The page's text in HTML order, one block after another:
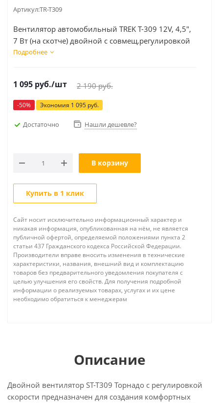
Артикул:TR-T309
Вентилятор автомобильный TREK Т-309 12V, 4,5″,
7 Вт (на скотче) двойной с совмещ.регулировкой
Подробнее
1 095 руб./шт 2 190руб.
-50% Экономия 1 095 руб.
Достаточно Нашли дешевле?
В корзину
Купить в 1 клик
Сайт носит исключительно информационный характер и
никакая информация, опубликованная на нём, не является
публичной офертой, определяемой положениями пункта 2
статьи 437 Гражданского кодекса Российской Федерации.
Производители вправе вносить изменения в технические
характеристики, названия, внешний вид и комплектацию
товаров без предварительного уведомления покупателя с
целью улучшения его свойств. Для получения подробной
информации о реализуемых товарах, услугах и их цене
необходимо обратиться к менеджерам
Описание
Двойной вентилятор ST-T309 Торнадо с регулировкой
скорости предназначен для создания комфортных